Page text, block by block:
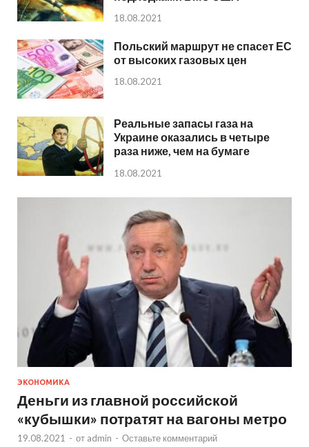
18.08.2021
Польский маршрут не спасет ЕС
от высоких газовых цен
18.08.2021
Реальные запасы газа на
Украине оказались в четыре
раза ниже, чем на бумаге
18.08.2021
ЭКОНОМИКА
Деньги из главной российской
«кубышки» потратят на вагоны метро
19.08.2021 - от admin - Оставьте комментарий